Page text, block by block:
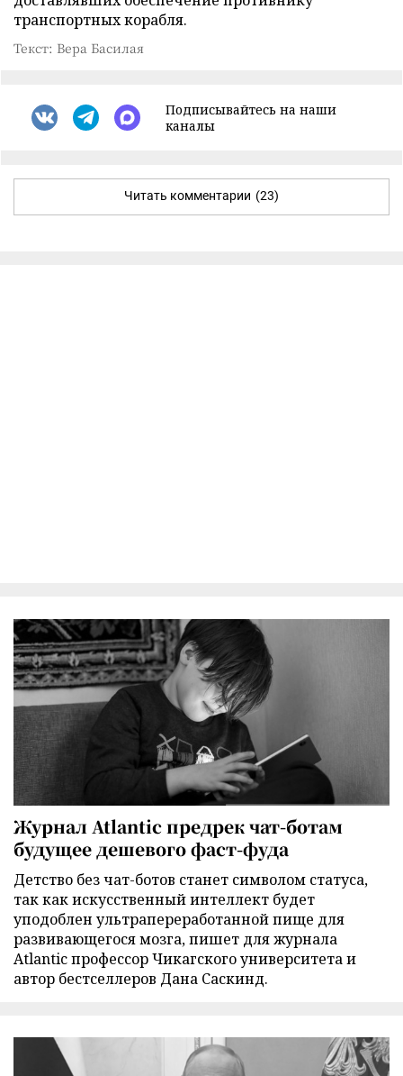
транспортных корабля.
Текст: Вера Басилая
Подписывайтесь на наши
каналы
Читать комментарии (23)
Журнал Atlantic предрек чат-ботам
будущее дешевого фаст-фуда
Детство без чат-ботов станет символом статуса,
так как искусственный интеллект будет
уподоблен ультрапереработанной пище для
развивающегося мозга, пишет для журнала
Atlantic профессор Чикагского университета и
автор бестселлеров Дана Саскинд.